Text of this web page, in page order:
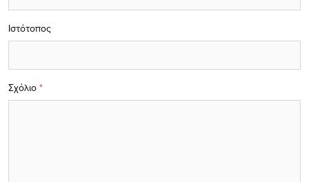
Σχόλιο *
Ιστότοπος